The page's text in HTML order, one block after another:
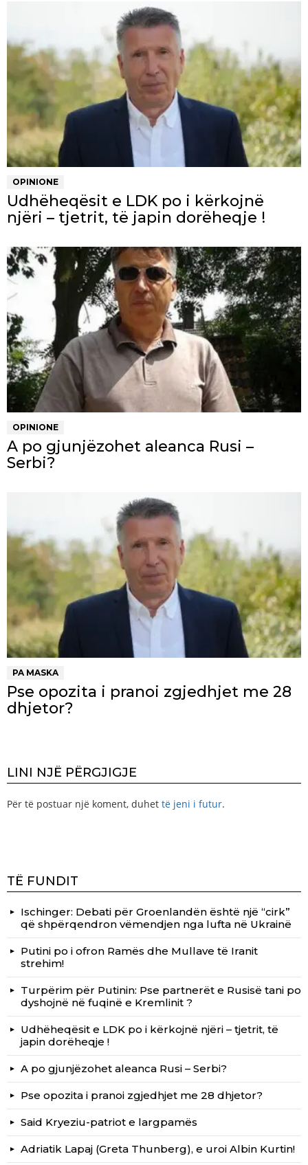
OPINIONE
Udhëheqësit e LDK po i kërkojnë
njëri – tjetrit, të japin dorëheqje !
OPINIONE
A po gjunjëzohet aleanca Rusi –
Serbi?
PA MASKA
Pse opozita i pranoi zgjedhjet me 28
dhjetor?
LINI NJË PËRGJIGJE
Për të postuar një koment, duhet të jeni i futur.
TË FUNDIT
Ischinger: Debati për Groenlandën është një “cirk”
që shpërqendron vëmendjen nga lufta në Ukrainë
Putini po i ofron Ramës dhe Mullave të Iranit
strehim!
Turpërim për Putinin: Pse partnerët e Rusisë tani po
dyshojnë në fuqinë e Kremlinit ?
Udhëheqësit e LDK po i kërkojnë njëri – tjetrit, të
japin dorëheqje !
A po gjunjëzohet aleanca Rusi – Serbi?
Pse opozita i pranoi zgjedhjet me 28 dhjetor?
Said Kryeziu-patriot e largpamës
Adriatik Lapaj (Greta Thunberg), e uroi Albin Kurtin!